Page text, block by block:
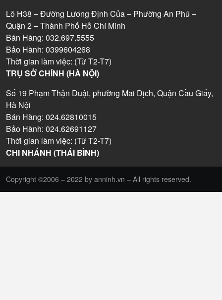
Lô H38 – Đường Lương Định Của – Phường An Phú –
Quận 2 – Thành Phố Hồ Chí Minh
Bán Hàng: 032.697.5555
Bảo Hành: 0399604268
Thời gian làm việc: (Từ T2-T7)
TRỤ SỞ CHÍNH (HÀ NỘI)
Số 19 Phạm Thận Duật, phường Mai Dịch, Quận Cầu Giấy,
Hà Nội
Bán Hàng: 024.62810015
Bảo Hành: 024.62691127
Thời gian làm việc: (Từ T2-T7)
CHI NHÁNH (THÁI BÌNH)
Copyright ©2006 – 2022 by anninh.vn – All rights reserved.